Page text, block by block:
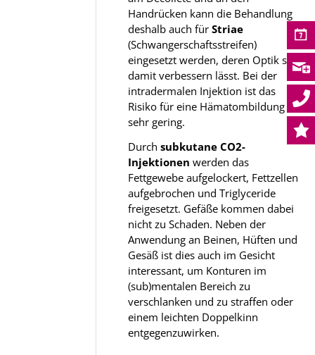
Handrücken kann die Behandlung
deshalb auch fürStriae
(Schwangerschaftsstreifen)
eingesetzt werden, deren Optik sich
damit verbessern lässt. Bei der
intradermalen Injektion ist das
Risiko für eine Hämatombildung
sehr gering.
Durchsubkutane CO2-
Injektionen werden das
Fettgewebe aufgelockert, Fettzellen
aufgebrochen und Triglyceride
freigesetzt. Gefäße kommen dabei
nicht zu Schaden. Neben der
Anwendung an Beinen, Hüften und
Gesäß ist dies auch im Gesicht
interessant, um Konturen im
(sub)mentalen Bereich zu
verschlanken und zu straffen oder
einem leichten Doppelkinn
entgegenzuwirken.